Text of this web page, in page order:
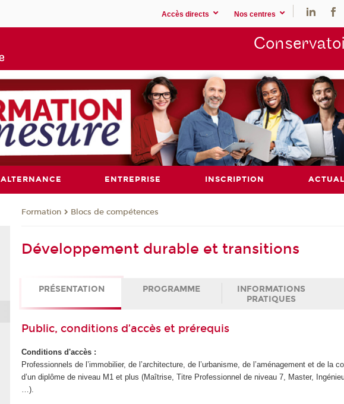
Accès directs Nos centres
ALTERNANCE ENTREPRISE INSCRIPTION
Formation Blocs de compétences
Développement durable et transitions
PRÉSENTATION PROGRAMME
INFORMATIONS
PRATIQUES
Public, conditions d’accès et prérequis
Conditions d'accès :
Professionnels de l’immobilier, de l’architecture, de l’urbanisme, de l’aménagement et de la
d’un diplôme de niveau M1 et plus (Maîtrise, Titre Professionnel de niveau 7, Master,
…).